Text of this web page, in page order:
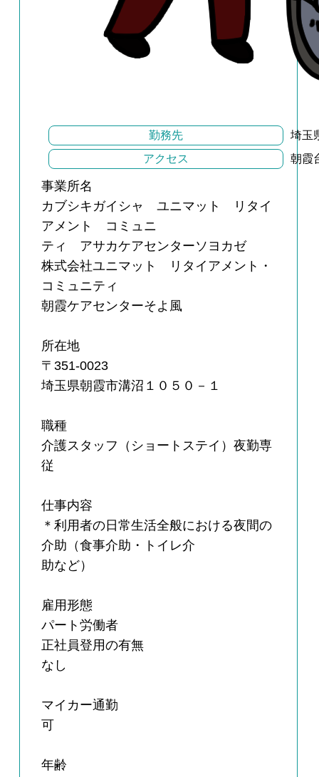
勤務先
埼玉
アクセス
朝霞
事業所名
カブシキガイシャ ユニマット リタイ
アメント コミュニ
ティ アサカケアセンターソヨカゼ
株式会社ユニマット リタイアメント・
コミュニティ
朝霞ケアセンターそよ風
所在地
〒351-0023
埼玉県朝霞市溝沼１０５０－１
職種
介護スタッフ（ショートステイ）夜勤専
従
仕事内容
＊利用者の日常生活全般における夜間の
介助（食事介助・トイレ介
助など）
雇用形態
パート労働者
正社員登用の有無
なし
マイカー通勤
可
年齢